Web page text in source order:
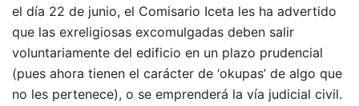
el día 22 de junio, el Comisario Iceta les ha advertido
que las exreligiosas excomulgadas deben salir
voluntariamente del edificio en un plazo prudencial
(pues ahora tienen el carácter de ‘okupas’ de algo que
no les pertenece), o se emprenderá la vía judicial civil.